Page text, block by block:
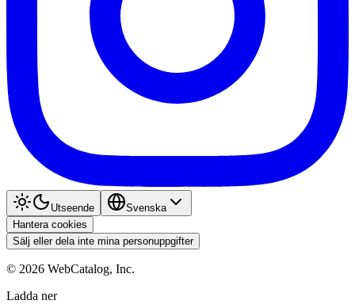
Utseende
Svenska
Hantera cookies
Sälj eller dela inte mina personuppgifter
© 2026 WebCatalog, Inc.
Ladda ner